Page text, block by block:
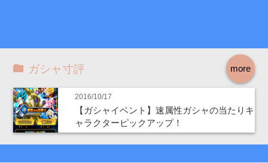
more
ガシャ寸評
2016/10/17
【ガシャイベント】速属性ガシャの当たりキ
ャラクターピックアップ！